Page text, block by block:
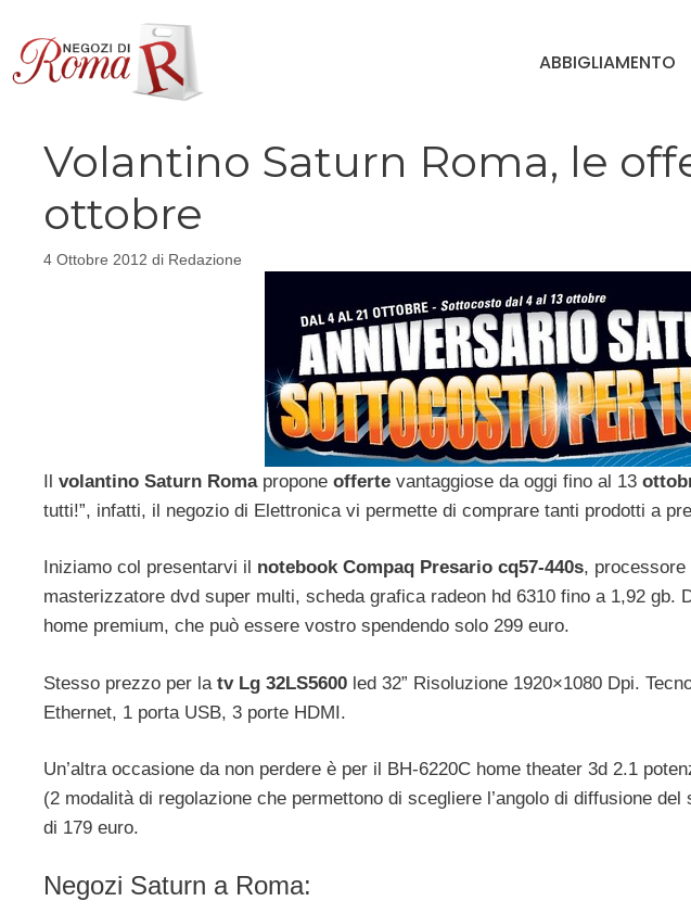
contenuto
ABBIGLIAMENTO
Volantino Saturn Roma, le
ottobre
4 Ottobre 2012 di Redazione
Il volantino Saturn Romapropone offerte vantaggiose da oggi fino al 13
tutti!”, infatti, il negozio di Elettronica vi permette di comprare tanti prodotti a
Iniziamo col presentarvi il notebook Compaq Presario cq57-440s, processore
masterizzatore dvd super multi, scheda grafica radeon hd 6310 fino a 1,92 gb.
home premium, che può essere vostro spendendo solo 299 euro.
Stesso prezzo per la tv Lg 32LS5600 led 32” Risoluzione 1920×1080 Dpi.
Ethernet, 1 porta USB, 3 porte HDMI.
Un’altra occasione da non perdere è per il BH-6220C home theater 3d 2.1
(2 modalità di regolazione che permettono di scegliere l’angolo di diffusione
di 179 euro.
Negozi Saturn a Roma: